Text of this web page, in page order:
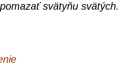
svä­ty­ňu svätých.